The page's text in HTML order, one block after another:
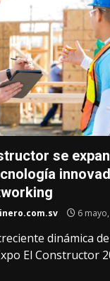
se
6
dinámica
El Constructor